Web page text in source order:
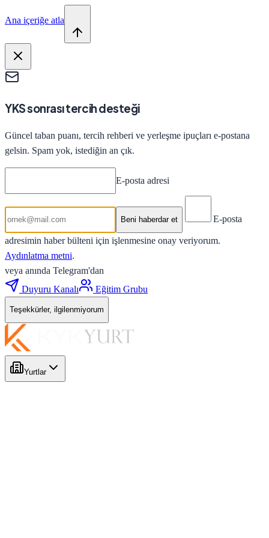
Ana içeriğe atla
YKS sonrası tercih desteği
Güncel taban puanı, tercih rehberi ve yerleşme ipuçları e-postana
gelsin. Spam yok, istediğin an çık.
E-posta adresi
Beni haberdar et E-posta
adresimin haber bülteni için işlenmesine onay veriyorum.
Aydınlatma metni.
veya anında Telegram'dan
Duyuru Kanalı
Eğitim Grubu
Teşekkürler, ilgilenmiyorum
Yurtlar